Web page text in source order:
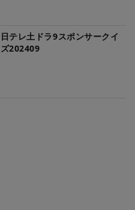
日テレ土ドラ9スポンサークイ
ズ202409